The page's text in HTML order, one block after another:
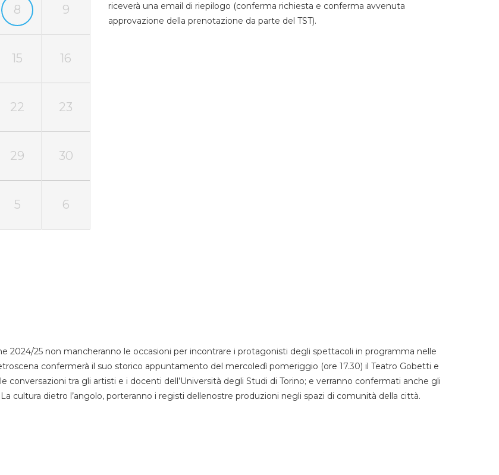
8 9
15 16
22 23
29 30
5 6
riceverà una email di riepilogo (conferma richiesta e conferma avvenuta
approvazione della prenotazione da parte del TST).
2024/25 non mancheranno le occasioni per incontrare i protagonisti degli spettacoli in programma nelle
confermerà il suo storico appuntamento del mercoledì pomeriggio (ore 17.30) il Teatro Gobetti e
tra gli artisti e i docenti dell’Università degli Studi di Torino; e verranno confermati anche gli
cultura dietro l’angolo, porteranno i registi dellenostre produzioni negli spazi di comunità della città.